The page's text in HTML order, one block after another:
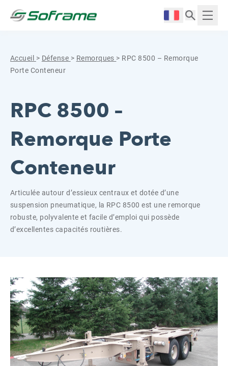
Langue :
Accueil > Défense > Remorques > RPC 8500 – Remorque
Porte Conteneur
RPC 8500 –
Remorque Porte
Conteneur
Articulée autour d’essieux centraux et dotée d’une
suspension pneumatique, la RPC 8500 est une remorque
robuste, polyvalente et facile d’emploi qui possède
d’excellentes capacités routières.